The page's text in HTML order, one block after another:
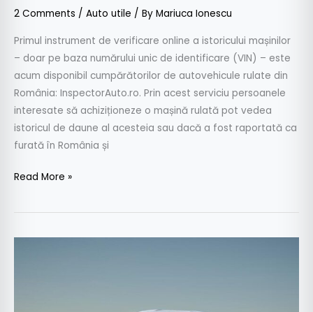
2 Comments / Auto utile / By Mariuca Ionescu
Primul instrument de verificare online a istoricului mașinilor
– doar pe baza numărului unic de identificare (VIN) – este
acum disponibil cumpărătorilor de autovehicule rulate din
România: InspectorAuto.ro. Prin acest serviciu persoanele
interesate să achiziționeze o mașină rulată pot vedea
istoricul de daune al acesteia sau dacă a fost raportată ca
furată în România și
Read More »